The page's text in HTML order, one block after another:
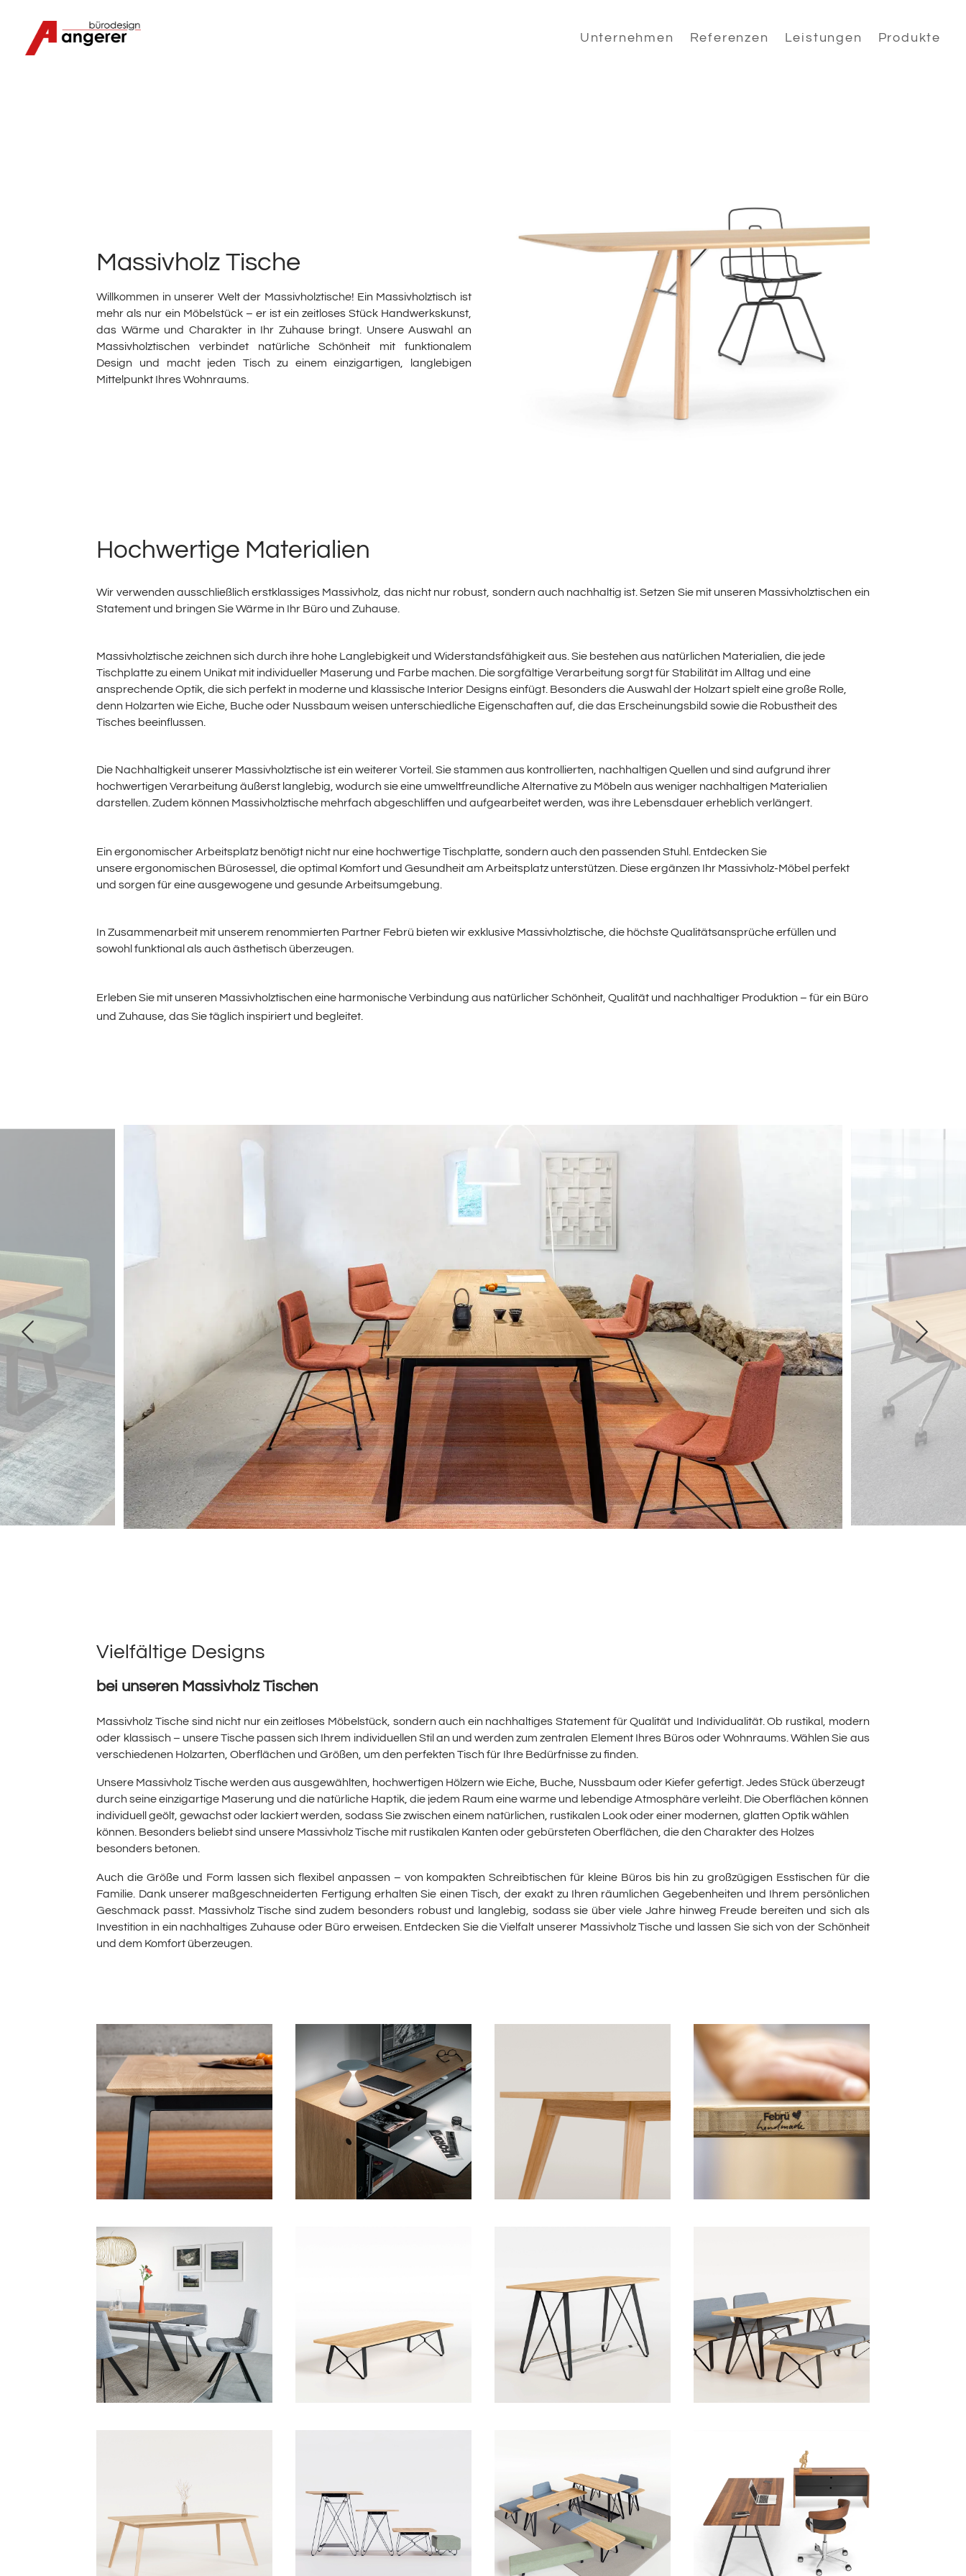
Unternehmen Referenzen Leistungen Produkte
Massivholz Tische
Willkommen in unserer Welt der Massivholztische! Ein Massivholztisch ist
mehr als nur ein Möbelstück – er ist ein zeitloses Stück Handwerkskunst,
das Wärme und Charakter in Ihr Zuhause bringt. Unsere Auswahl an
Massivholztischen verbindet natürliche Schönheit mit funktionalem
Design und macht jeden Tisch zu einem einzigartigen, langlebigen
Mittelpunkt Ihres Wohnraums.
Hochwertige Materialien
Wir verwenden ausschließlich erstklassiges Massivholz, das nicht nur robust, sondern auch nachhaltig ist. Setzen Sie mit unseren Massivholztischen ein
Statement und bringen Sie Wärme in Ihr Büro und Zuhause.
Massivholztische zeichnen sich durch ihre hohe Langlebigkeit und Widerstandsfähigkeit aus. Sie bestehen aus natürlichen Materialien, die jede
Tischplatte zu einem Unikat mit individueller Maserung und Farbe machen. Die sorgfältige Verarbeitung sorgt für Stabilität im Alltag und eine
ansprechende Optik, die sich perfekt in moderne und klassische Interior Designs einfügt. Besonders die Auswahl der Holzart spielt eine große Rolle,
denn Holzarten wie Eiche, Buche oder Nussbaum weisen unterschiedliche Eigenschaften auf, die das Erscheinungsbild sowie die Robustheit des
Tisches beeinflussen.
Die Nachhaltigkeit unserer Massivholztische ist ein weiterer Vorteil. Sie stammen aus kontrollierten, nachhaltigen Quellen und sind aufgrund ihrer
hochwertigen Verarbeitung äußerst langlebig, wodurch sie eine umweltfreundliche Alternative zu Möbeln aus weniger nachhaltigen Materialien
darstellen. Zudem können Massivholztische mehrfach abgeschliffen und aufgearbeitet werden, was ihre Lebensdauer erheblich verlängert.
Ein ergonomischer Arbeitsplatz benötigt nicht nur eine hochwertige Tischplatte, sondern auch den passenden Stuhl. Entdecken Sie
unsere ergonomischen Bürosessel
, die optimal Komfort und Gesundheit am Arbeitsplatz unterstützen. Diese ergänzen Ihr Massivholz-Möbel perfekt
und sorgen für eine ausgewogene und gesunde Arbeitsumgebung.
In Zusammenarbeit mit unserem renommierten Partner Febrü bieten wir exklusive Massivholztische, die höchste Qualitätsansprüche erfüllen und
sowohl funktional als auch ästhetisch überzeugen.
Erleben Sie mit unseren Massivholztischen eine harmonische Verbindung aus natürlicher Schönheit, Qualität und nachhaltiger Produktion – für ein Büro
und Zuhause, das Sie täglich inspiriert und begleitet.
Vielfältige Designs
bei unseren Massivholz Tischen
Massivholz Tische sind nicht nur ein zeitloses Möbelstück, sondern auch ein nachhaltiges Statement für Qualität und Individualität. Ob rustikal, modern
oder klassisch – unsere Tische passen sich Ihrem individuellen Stil an und werden zum zentralen Element Ihres Büros oder Wohnraums. Wählen Sie aus
verschiedenen Holzarten, Oberflächen und Größen, um den perfekten Tisch für Ihre Bedürfnisse zu finden.
Unsere Massivholz Tische werden aus ausgewählten, hochwertigen Hölzern wie Eiche, Buche, Nussbaum oder Kiefer gefertigt. Jedes Stück überzeugt
durch seine einzigartige Maserung und die natürliche Haptik, die jedem Raum eine warme und lebendige Atmosphäre verleiht. Die Oberflächen können
individuell geölt, gewachst oder lackiert werden, sodass Sie zwischen einem natürlichen, rustikalen Look oder einer modernen, glatten Optik wählen
können. Besonders beliebt sind unsere Massivholz Tische mit rustikalen Kanten oder gebürsteten Oberflächen, die den Charakter des Holzes
besonders betonen.
Auch die Größe und Form lassen sich flexibel anpassen – von kompakten Schreibtischen für kleine Büros bis hin zu großzügigen Esstischen für die
Familie. Dank unserer maßgeschneiderten Fertigung erhalten Sie einen Tisch, der exakt zu Ihren räumlichen Gegebenheiten und Ihrem persönlichen
Geschmack passt. Massivholz Tische sind zudem besonders robust und langlebig, sodass sie über viele Jahre hinweg Freude bereiten und sich als
Investition in ein nachhaltiges Zuhause oder Büro erweisen. Entdecken Sie die Vielfalt unserer Massivholz Tische und lassen Sie sich von der Schönheit
und dem Komfort überzeugen.
hochwertige Materialien zusätzlicher Sekretär Massivholz Qualitätsarbeit
Living Hochtische Sitzgruppen